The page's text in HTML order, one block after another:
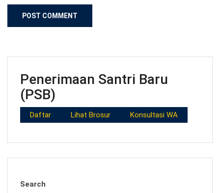
Penerimaan Santri Baru
(PSB)
Daftar Lihat Brosur Konsultasi WA
Search